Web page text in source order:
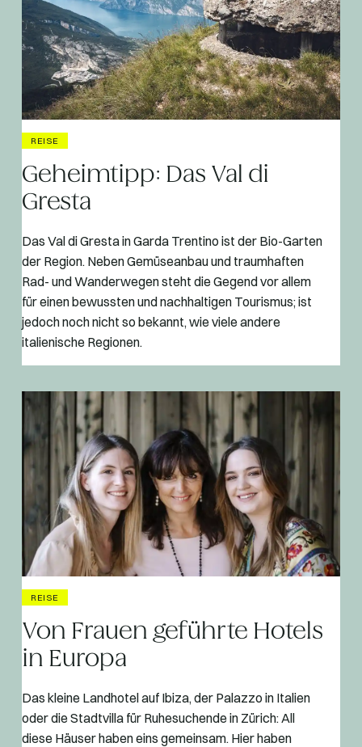
REISE
Geheimtipp: Das Val di
Gresta
Das Val di Gresta in Garda Trentino ist der Bio-Garten
der Region. Neben Gemüseanbau und traumhaften
Rad- und Wanderwegen steht die Gegend vor allem
für einen bewussten und nachhaltigen Tourismus; ist
jedoch noch nicht so bekannt, wie viele andere
italienische Regionen.
REISE
Von Frauen geführte Hotels
in Europa
Das kleine Landhotel auf Ibiza, der Palazzo in Italien
oder die Stadtvilla für Ruhesuchende in Zürich: All
diese Häuser haben eins gemeinsam. Hier haben